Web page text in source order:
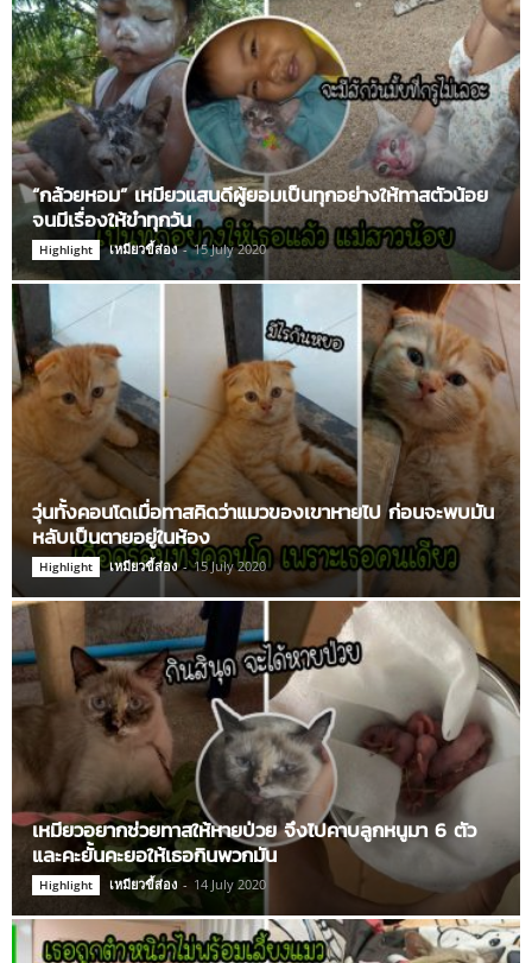
“กล้วยหอม” เหมียวแสนดีผู้ยอมเป็นทุกอย่างให้ทาสตัวน้อย
จนมีเรื่องให้ขำทุกวัน
Highlight เหมียวขี้ส่อง - 15 July 2020
วุ่นทั้งคอนโดเมื่อทาสคิดว่าแมวของเขาหายไป ก่อนจะพบมัน
หลับเป็นตายอยู่ในห้อง
Highlight เหมียวขี้ส่อง - 15 July 2020
เหมียวอยากช่วยทาสให้หายป่วย จึงไปคาบลูกหนูมา 6 ตัว
และคะยั้นคะยอให้เธอกินพวกมัน
Highlight เหมียวขี้ส่อง - 14 July 2020